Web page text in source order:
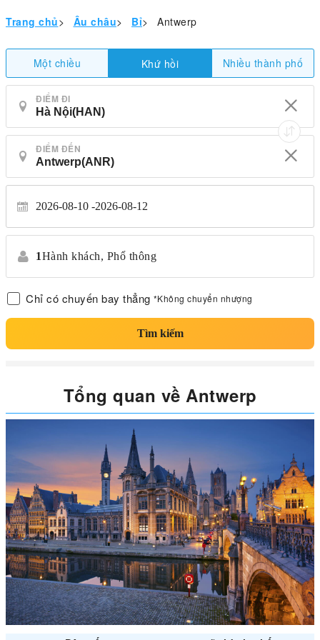
Trang chủ> Âu châu> Bỉ> Antwerp
Một chiều Khứ hồi Nhiều thành phố
ĐIỂM ĐI
ĐIỂM ĐẾN
2026-08-10 2026-08-12
1Hành khách, Phổ thông
Chỉ có chuyến bay thẳng *Không chuyển nhượng
Tìm kiếm
Tổng quan về Antwerp